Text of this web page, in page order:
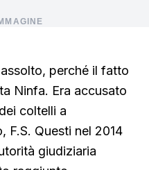
perché il fatto
Ninfa. Era accusato
coltelli a
F.S. Questi nel 2014
giudiziaria